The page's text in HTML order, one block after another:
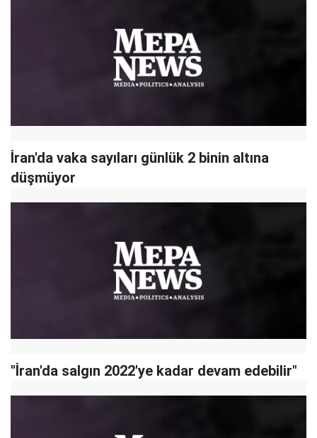
İran'da vaka sayıları günlük 2 binin altına
düşmüyor
"İran'da salgın 2022'ye kadar devam edebilir"